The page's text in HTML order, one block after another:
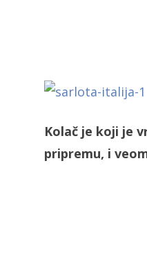
Kolač je koji je
pripremu, i